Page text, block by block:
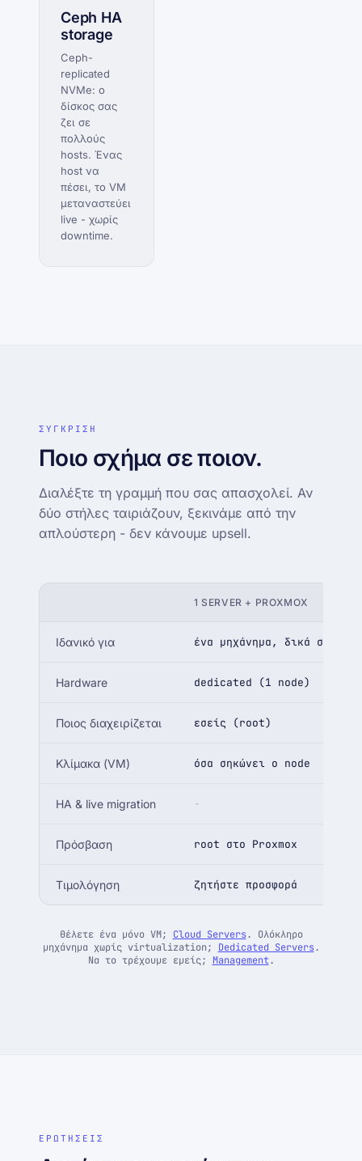
Ceph HA
storage
Ceph-
replicated
NVMe: ο
δίσκος σας
ζει σε
πολλούς
hosts. Ένας
host να
πέσει, το VM
μεταναστεύει
live - χωρίς
downtime.
ΣΥΓΚΡΙΣΗ
Ποιο σχήμα σε ποιον.
Διαλέξτε τη γραμμή που σας απασχολεί. Αν
δύο στήλες ταιριάζουν, ξεκινάμε από την
απλούστερη - δεν κάνουμε upsell.
1 SERVER + PROXMOX
Ιδανικό για ένα μηχάνημα, δικά σας VM
Hardware dedicated (1 node)
Ποιος διαχειρίζεται εσείς (root)
Κλίμακα (VM) όσα σηκώνει ο node
HA & live migration -
Πρόσβαση root στο Proxmox
Τιμολόγηση ζητήστε προσφορά
Θέλετε ένα μόνο VM; Cloud Servers. Ολόκληρο
μηχάνημα χωρίς virtualization; Dedicated Servers.
Να το τρέχουμε εμείς; Management.
ΕΡΩΤΗΣΕΙΣ